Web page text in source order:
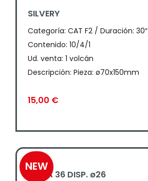
SILVERY
Categoría: CAT F2 / Duración: 30″
Contenido: 10/4/1
Ud. venta: 1 volcán
Descripción: Pieza: ø70x150mm
15,00 €
NEW
IBERIA 36 DISP. ø26